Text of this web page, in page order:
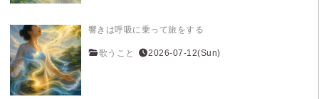
響きは呼吸に乗って旅をする
歌うこと 2026-07-12(Sun)